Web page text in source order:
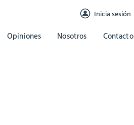
Inicia sesión
Opiniones Nosotros Contacto